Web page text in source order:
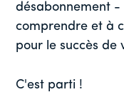
désabonnement -
comprendre et à
pour le succès de
C'est parti !